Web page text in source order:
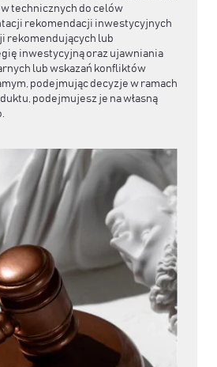
technicznych do celów
rekomendacji inwestycyjnych
rekomendujących lub
inwestycyjną oraz ujawniania
lub wskazań konfliktów
podejmując decyzje w ramach
podejmujesz je na własną